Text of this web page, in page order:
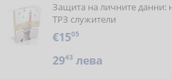
Защита на личните данни:
ТРЗ служители
€1505
2943 лева